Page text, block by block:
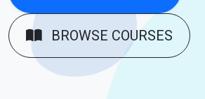
BROWSE COURSES